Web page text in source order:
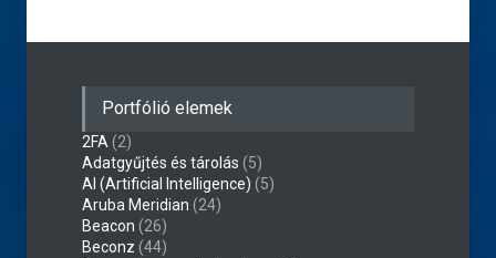
Portfólió elemek
2FA (2)
Adatgyűjtés és tárolás (5)
AI (Artificial Intelligence) (5)
Aruba Meridian (24)
Beacon (26)
Beconz (44)